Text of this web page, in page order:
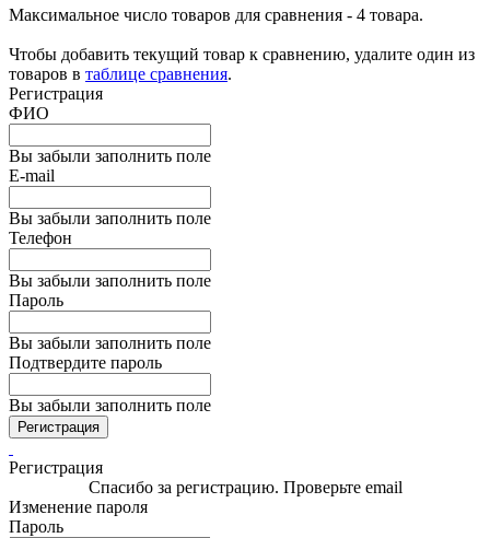
Максимальное число товаров для сравнения - 4 товара.
Чтобы добавить текущий товар к сравнению, удалите один из
товаров в таблице сравнения.
Регистрация
ФИО
Вы забыли заполнить поле
E-mail
Вы забыли заполнить поле
Телефон
Вы забыли заполнить поле
Пароль
Вы забыли заполнить поле
Подтвердите пароль
Вы забыли заполнить поле
Регистрация
Регистрация
Спасибо за регистрацию. Проверьте email
Изменение пароля
Пароль